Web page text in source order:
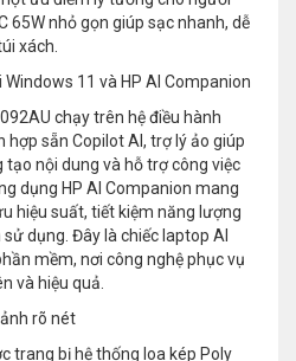
65W nhỏ gọn giúp sạc nhanh, dễ
xách.
11 và HP AI Companion
chạy trên hệ điều hành
hợp sẵn Copilot AI, trợ lý ảo giúp
nội dung và hỗ trợ công việc
dụng HP AI Companion mang
hiệu suất, tiết kiệm năng lượng
dụng. Đây là chiếc laptop AI
mềm, nơi công nghệ phục vụ
và hiệu quả.
rõ nét
trang bị hệ thống loa kép Poly